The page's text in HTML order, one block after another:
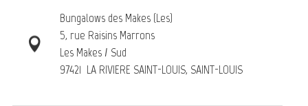
Bungalows des Makes (Les)
5, rue Raisins Marrons
Les Makes / Sud
97421 LA RIVIERE SAINT-LOUIS, SAINT-LOUIS